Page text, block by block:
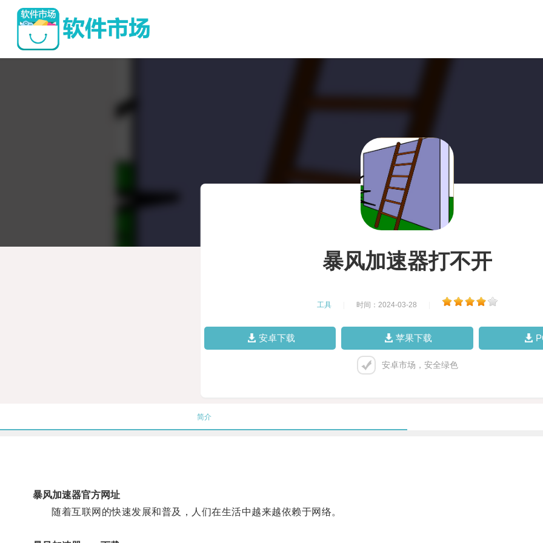
暴风加速器打不开
工具 时间：2024-03-28
安卓下载 苹果下载
安卓市场，安全绿色
简介
暴风加速器官方网址
随着互联网的快速发展和普及，人们在生活中越来越依赖于网络。